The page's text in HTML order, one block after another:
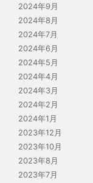
2024年9月
2024年8月
2024年7月
2024年6月
2024年5月
2024年4月
2024年3月
2024年2月
2024年1月
2023年12月
2023年10月
2023年8月
2023年7月